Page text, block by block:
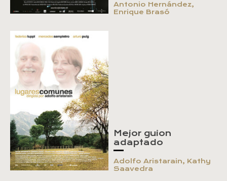
Antonio Hernández,
Enrique Brasó
Mejor guion
adaptado
Adolfo Aristarain, Kathy
Saavedra